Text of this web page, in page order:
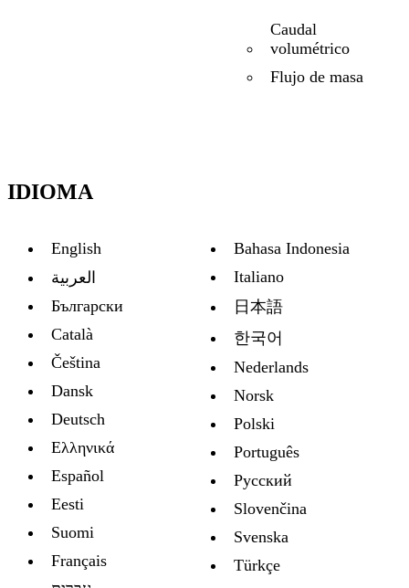
Caudal
volumétrico
Flujo de masa
IDIOMA
English
العربية
Български
Català
Čeština
Dansk
Deutsch
Ελληνικά
Español
Eesti
Suomi
Français
Bahasa Indonesia
Italiano
日本語
한국어
Nederlands
Norsk
Polski
Português
Русский
Slovenčina
Svenska
Türkçe